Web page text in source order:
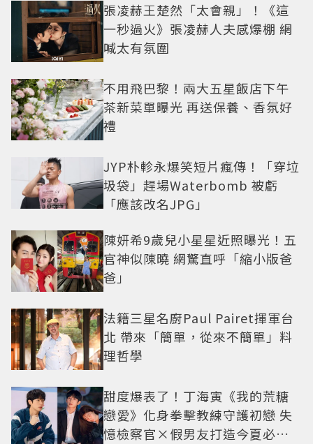
張凌赫王楚然「太會親」！《這
一秒過火》張凌赫人夫感爆棚 網
喊太有氛圍
不用飛巴黎！兩大五星飯店下午
茶新菜單曝光 再送保養、香氛好
禮
JYP朴軫永爆笑短片瘋傳！「穿垃
圾袋」趕場Waterbomb 被虧
「應該改名JPG」
陳妍希9歲兒小星星近照曝光！五
官神似陳曉 網驚直呼「縮小版爸
爸」
法籍三星名廚Paul Pairet揮軍台
北 帶來「簡單，從來不簡單」料
理哲學
甜度爆表了！丁海寅《我的荒糖
戀愛》化身拳擊教練守護初戀 失
憶檢察官×假男友打造今夏必看